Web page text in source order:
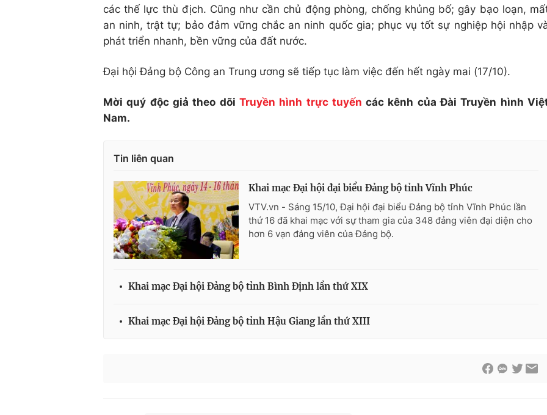
các thế lực thù địch. Cũng như cần chủ động phòng, chống khủng bố; gây bạo loạn,
an ninh, trật tự; bảo đảm vững chắc an ninh quốc gia; phục vụ tốt sự nghiệp hội nhập
phát triển nhanh, bền vững của đất nước.
Đại hội Đảng bộ Công an Trung ương sẽ tiếp tục làm việc đến hết ngày mai (17/10).
Mời quý độc giả theo dõi Truyền hình trực tuyến các kênh của Đài Truyền hình
Nam.
Tin liên quan
Khai mạc Đại hội đại biểu Đảng bộ tỉnh Vĩnh Phúc
VTV.vn - Sáng 15/10, Đại hội đại biểu Đảng bộ tỉnh Vĩnh Phúc lần
thứ 16 đã khai mạc với sự tham gia của 348 đảng viên đại diện cho
hơn 6 vạn đảng viên của Đảng bộ.
Khai mạc Đại hội Đảng bộ tỉnh Bình Định lần thứ XIX
Khai mạc Đại hội Đảng bộ tỉnh Hậu Giang lần thứ XIII